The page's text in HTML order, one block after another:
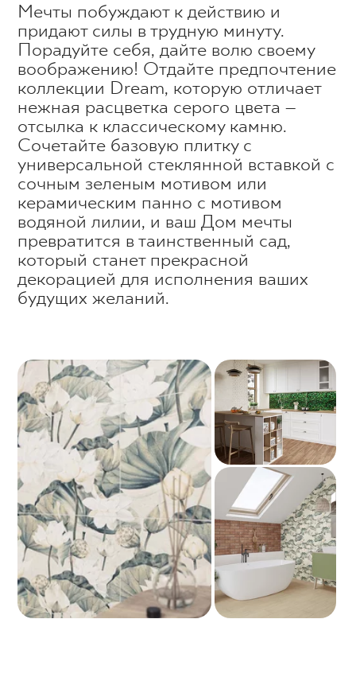
Мечты побуждают к действию и
придают силы в трудную минуту.
Порадуйте себя, дайте волю своему
воображению! Отдайте предпочтение
коллекции Dream, которую отличает
нежная расцветка серого цвета –
отсылка к классическому камню.
Сочетайте базовую плитку с
универсальной стеклянной вставкой с
сочным зеленым мотивом или
керамическим панно с мотивом
водяной лилии, и ваш Дом мечты
превратится в таинственный сад,
который станет прекрасной
декорацией для исполнения ваших
будущих желаний.